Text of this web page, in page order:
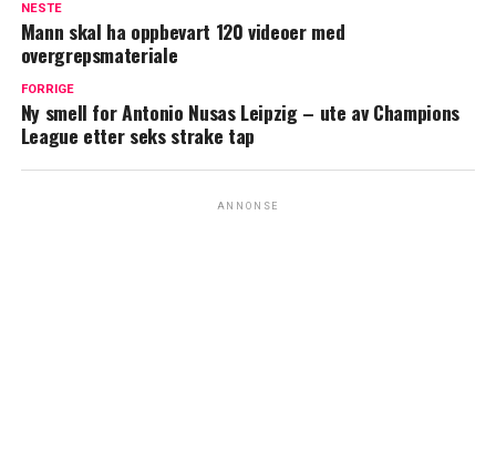
NESTE
Mann skal ha oppbevart 120 videoer med
overgrepsmateriale
FORRIGE
Ny smell for Antonio Nusas Leipzig – ute av Champions
League etter seks strake tap
ANNONSE